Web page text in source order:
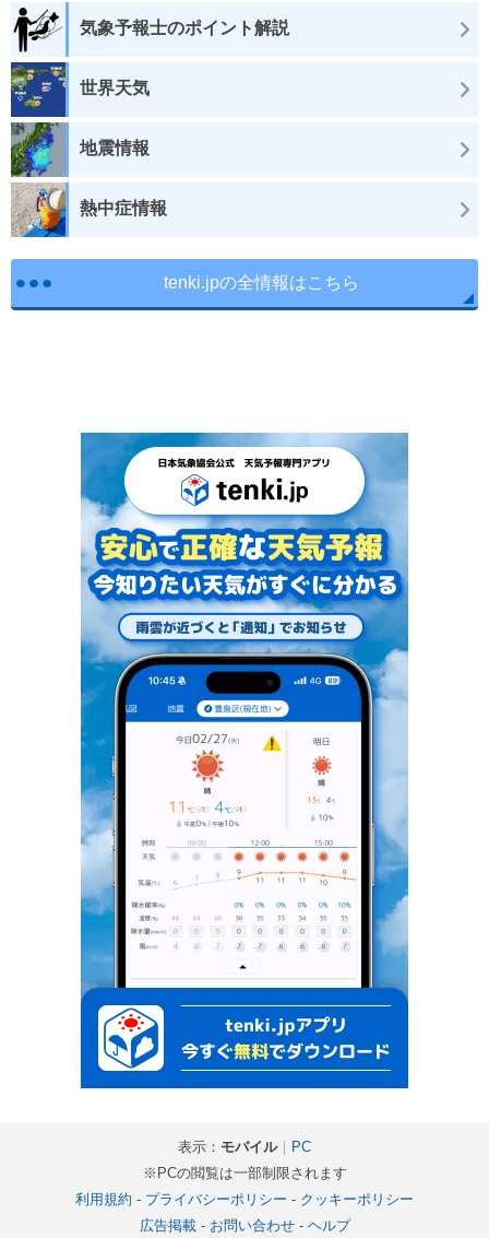
気象予報士のポイント解説
世界天気
地震情報
熱中症情報
tenki.jpの全情報はこちら
表示： モバイル｜ PC
※PCの閲覧は一部制限されます
利用規約 - プライバシーポリシー - クッキーポリシー
広告掲載- お問い合わせ- ヘルプ